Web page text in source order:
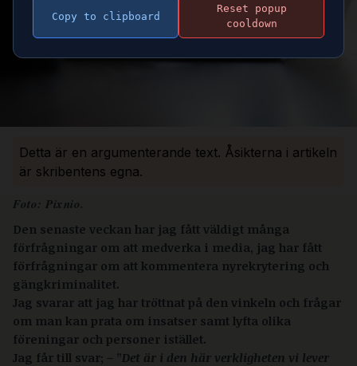
Detta är en argumenterande text. Åsikterna i artikeln
är skribentens egna.
Foto: Pixnio.
Den senaste veckan har jag fått väldigt många
förfrågningar om att medverka i media, jag har fått
förfrågningar om att kommentera nyrekrytering och
gängkriminalitet.
Jag svarar att jag har tröttnat på den vinkeln och frågar
om man kan prata om insatser samt lyfta olika
föreningar och personer istället.
Jag får till svar; – ”Det är i den här verkligheten vi lever
Copy to clipboard
Reset popup
cooldown